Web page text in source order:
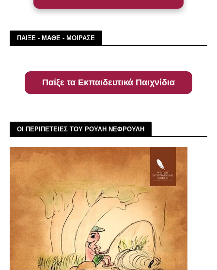
ΠΑΙΞΕ - ΜΑΘΕ - ΜΟΙΡΑΣΕ
Παίξε τα Εκπαιδευτικά Παιχνίδια
ΟΙ ΠΕΡΙΠΕΤΕΙΕΣ ΤΟΥ ΡΟΥΛΗ ΝΕΦΡΟΥΛΗ